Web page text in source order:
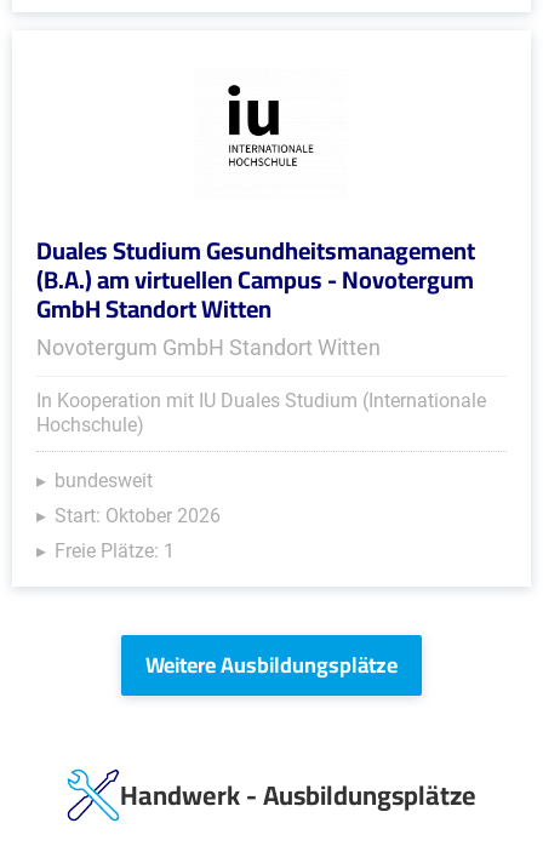
Duales Studium Gesundheitsmanagement
(B.A.) am virtuellen Campus - Novotergum
GmbH Standort Witten
Novotergum GmbH Standort Witten
In Kooperation mit IU Duales Studium (Internationale
Hochschule)
bundesweit
Start: Oktober 2026
Freie Plätze: 1
Weitere Ausbildungsplätze
Handwerk - Ausbildungsplätze